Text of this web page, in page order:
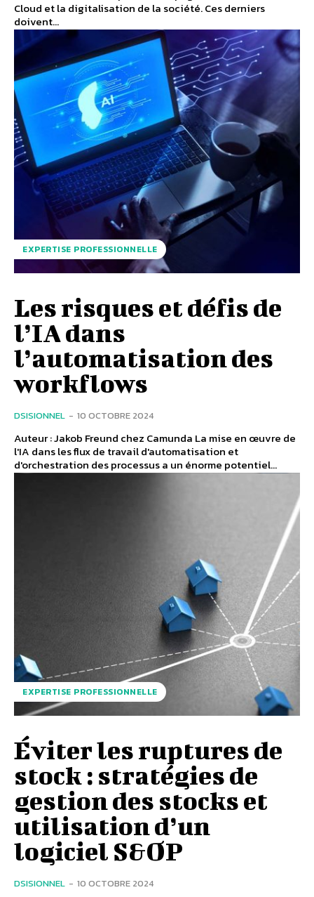
Cloud et la digitalisation de la société. Ces derniers
doivent...
EXPERTISE PROFESSIONNELLE
Les risques et défis de
l’IA dans
l’automatisation des
workflows
DSISIONNEL - 10 OCTOBRE 2024
Auteur : Jakob Freund chez Camunda La mise en œuvre de
l'IA dans les flux de travail d'automatisation et
d'orchestration des processus a un énorme potentiel...
EXPERTISE PROFESSIONNELLE
Éviter les ruptures de
stock : stratégies de
gestion des stocks et
utilisation d’un
logiciel S&OP
DSISIONNEL - 10 OCTOBRE 2024